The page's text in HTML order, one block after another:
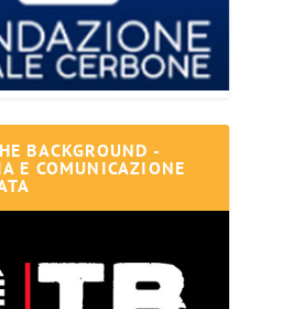
BACKGROUND -
E COMUNICAZIONE